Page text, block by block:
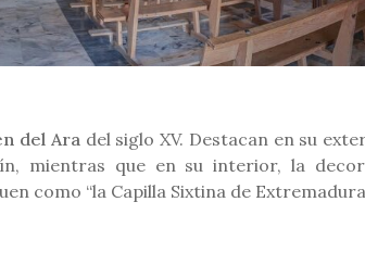
del Ara del siglo XV. Destacan en su
mientras que en su interior, la
como “la Capilla Sixtina de